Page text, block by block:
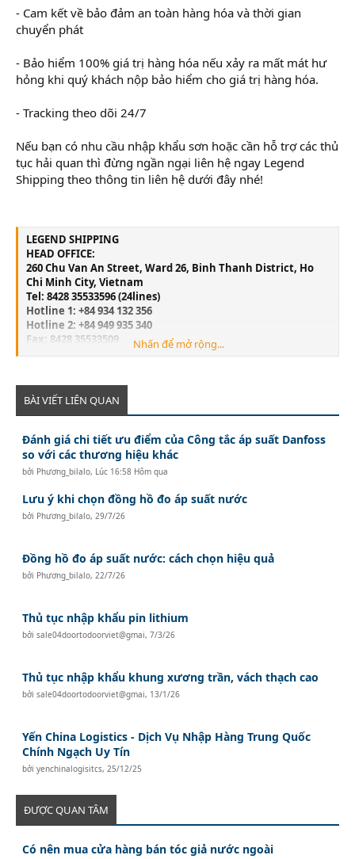
- Cam kết về bảo đảm an toàn hàng hóa và thời gian
chuyển phát
- Bảo hiểm 100% giá trị hàng hóa nếu xảy ra mất mát hư
hỏng khi quý khách nộp bảo hiểm cho giá trị hàng hóa.
- Tracking theo dõi 24/7
Nếu bạn có nhu cầu nhập khẩu sơn hoặc cần hỗ trợ các thủ
tục hải quan thì đừng ngần ngại liên hệ ngay Legend
Shipping theo thông tin liên hệ dưới đây nhé!
LEGEND SHIPPING
HEAD OFFICE:
260 Chu Van An Street, Ward 26, Binh Thanh District, Ho
Chi Minh City, Vietnam
Tel: 8428 35533596 (24lines)
Hotline 1: +84 934 132 356
Hotline 2: +84 949 935 340
Fax: 8428 35533509
Email:info@legend-shipping.com
No.3 Le Thanh Tong Street, May To Ward, Ngo Quyen
District, Hai Phong City, Vietnam
Tel: 84225 3999679
Email:Lghp@legend-shipping.com
Nhấn để mở rộng...
BÀI VIẾT LIÊN QUAN
Đánh giá chi tiết ưu điểm của Công tắc áp suất Danfoss
so với các thương hiệu khác
bởi Phương_bilalo, Lúc 16:58 Hôm qua
Lưu ý khi chọn đồng hồ đo áp suất nước
bởi Phương_bilalo, 29/7/26
Đồng hồ đo áp suất nước: cách chọn hiệu quả
bởi Phương_bilalo, 22/7/26
Thủ tục nhập khẩu pin lithium
bởisale04doortodoorviet@gmai,7/3/26
Thủ tục nhập khẩu khung xương trần, vách thạch cao
bởisale04doortodoorviet@gmai, 13/1/26
Yến China Logistics - Dịch Vụ Nhập Hàng Trung Quốc
Chính Ngạch Uy Tín
bởiyenchinalogisitcs, 25/12/25
ĐƯỢC QUAN TÂM
Có nên mua cửa hàng bán tóc giả nước ngoài